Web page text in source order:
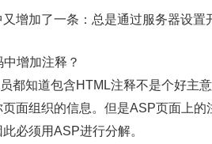
加了一条：总是通过服务器设置
增加注释？
知道包含HTML注释不是个好主
面组织的信息。但是ASP页面上
必须用ASP进行分解。